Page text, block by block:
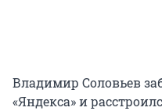
Владимир Соловьев
«Яндекса» и